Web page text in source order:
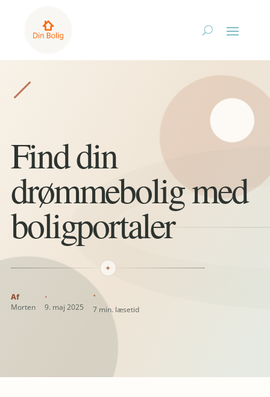
Find din
drømmebolig med
boligportaler
✦
Morten 9. maj 2025 7 min. læsetid